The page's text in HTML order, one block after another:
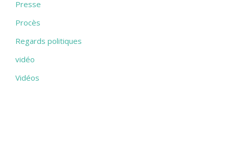
Presse
Procès
Regards politiques
vidéo
Vidéos